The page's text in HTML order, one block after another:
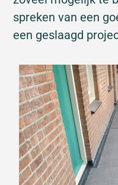
spreken van een
een geslaagd